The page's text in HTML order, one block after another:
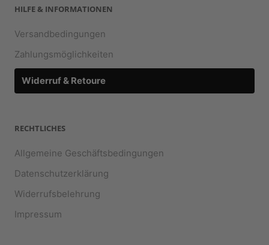
HILFE & INFORMATIONEN
Versandbedingungen
Zahlungsmöglichkeiten
Widerruf & Retoure
RECHTLICHES
Allgemeine Geschäftsbedingungen
Datenschutzerklärung
Widerrufsbelehrung
Impressum